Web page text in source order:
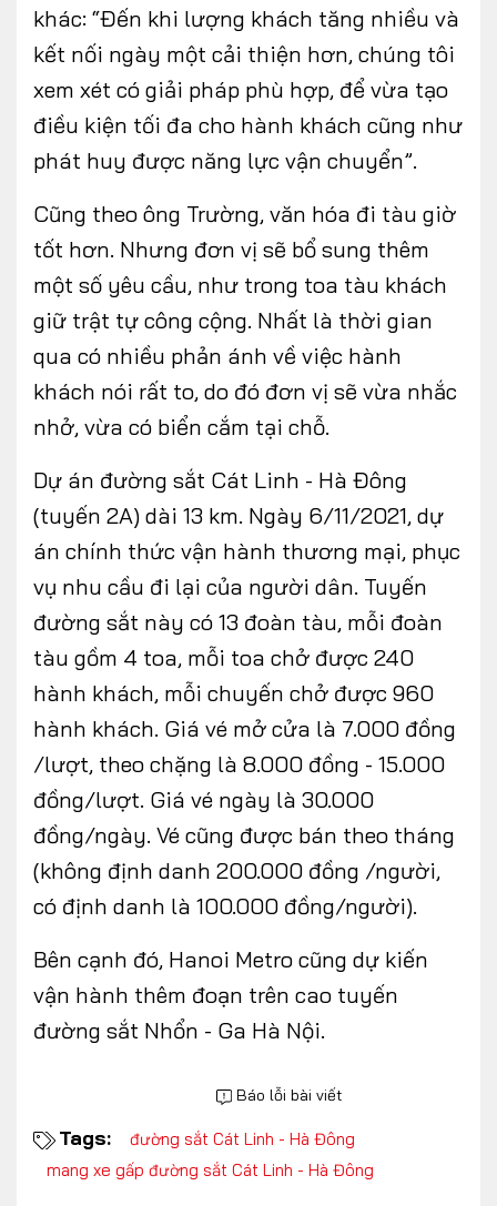
khác: “Đến khi lượng khách tăng nhiều và
kết nối ngày một cải thiện hơn, chúng tôi
xem xét có giải pháp phù hợp, để vừa tạo
điều kiện tối đa cho hành khách cũng như
phát huy được năng lực vận chuyển”.
Cũng theo ông Trường, văn hóa đi tàu giờ
tốt hơn. Nhưng đơn vị sẽ bổ sung thêm
một số yêu cầu, như trong toa tàu khách
giữ trật tự công cộng. Nhất là thời gian
qua có nhiều phản ánh về việc hành
khách nói rất to, do đó đơn vị sẽ vừa nhắc
nhở, vừa có biển cắm tại chỗ.
Dự án đường sắt Cát Linh - Hà Đông
(tuyến 2A) dài 13 km. Ngày 6/11/2021, dự
án chính thức vận hành thương mại, phục
vụ nhu cầu đi lại của người dân. Tuyến
đường sắt này có 13 đoàn tàu, mỗi đoàn
tàu gồm 4 toa, mỗi toa chở được 240
hành khách, mỗi chuyến chở được 960
hành khách. Giá vé mở cửa là 7.000 đồng
/lượt, theo chặng là 8.000 đồng - 15.000
đồng/lượt. Giá vé ngày là 30.000
đồng/ngày. Vé cũng được bán theo tháng
(không định danh 200.000 đồng /người,
có định danh là 100.000 đồng/người).
Bên cạnh đó, Hanoi Metro cũng dự kiến
vận hành thêm đoạn trên cao tuyến
đường sắt Nhổn - Ga Hà Nội.
Báo lỗi bài viết
Tags:
đường sắt Cát Linh - Hà Đông
mang xe gấp đường sắt Cát Linh - Hà Đông